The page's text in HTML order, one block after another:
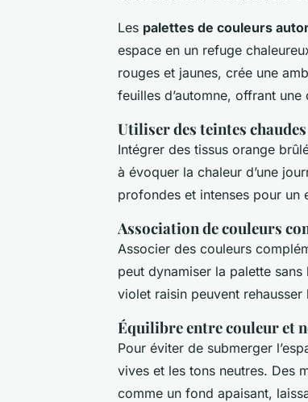
Les palettes de couleurs
espace en un refuge
rouges et jaunes, crée une
feuilles d’automne, offrant
Utiliser des teintes chaudes
Intégrer des tissus orange
à évoquer la chaleur d’une
profondes et intenses pour un
Association de couleurs
Associer des couleurs
peut dynamiser la palette
violet raisin peuvent
Équilibre entre couleur et
Pour éviter de submerger
vives et les tons neutres. Des
comme un fond apaisant,